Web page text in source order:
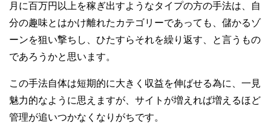
月に百万円以上を稼ぎ出すようなタイプの方の手法は、自
分の趣味とはかけ離れたカテゴリーであっても、儲かるゾ
ーンを狙い撃ちし、ひたすらそれを繰り返す、と言うもの
であろうかと思います。
この手法自体は短期的に大きく収益を伸ばせる為に、一見
魅力的なように思えますが、サイトが増えれば増えるほど
管理が追いつかなくなりがちです。